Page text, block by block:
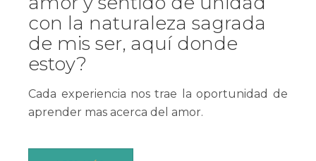
con la naturaleza sagrada
de mis ser, aquí donde
estoy?
Cada experiencia nos trae la oportunidad de
aprender mas acerca del amor.